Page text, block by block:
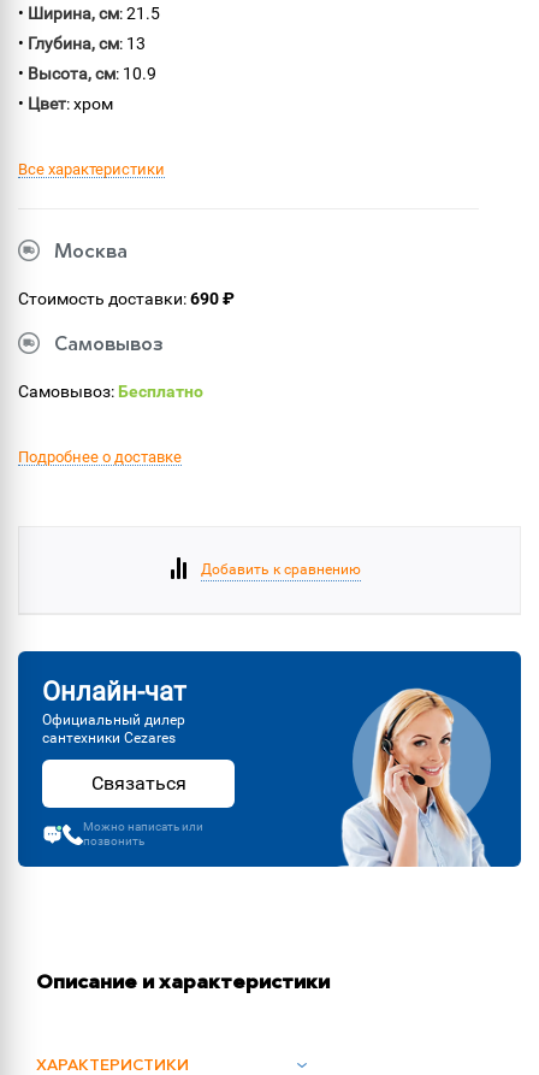
• Ширина, см: 21.5
• Глубина, см: 13
• Высота, см: 10.9
• Цвет: хром
Все характеристики
Москва
Стоимость доставки:690 ₽
Самовывоз
Самовывоз:Бесплатно
Подробнее о доставке
Добавить к сравнению
Онлайн-чат
Официальный дилер
сантехники Cezares
Связаться
Можно написать или
позвонить
Описание и характеристики
ХАРАКТЕРИСТИКИ